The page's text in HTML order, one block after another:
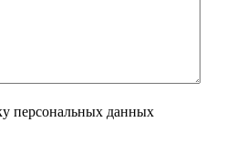
персональных данных